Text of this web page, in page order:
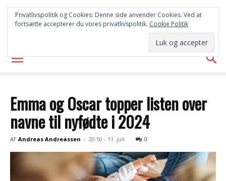
SYD
AVISEN
Emma og Oscar topper listen over
navne til nyfødte i 2024
Af Andreas Andreassen - 20:50 - 11. juli 0
Privatlivspolitik og Cookies: Denne side anvender Cookies. Ved at
fortsætte accepterer du vores privatlivspolitik. Cookie Politik